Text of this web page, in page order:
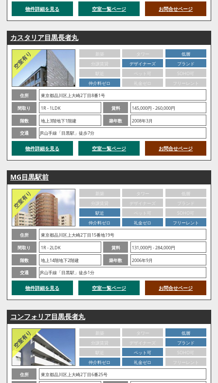
物件詳細を見る 空室一覧ページ お問合せページ
カスタリア目黒長者丸
新築 タワー
低層
分譲賃貸
デザイナーズ
ブランド
駅近
ペット可
SOHO可
仲介料ゼロ
礼金ゼロ
フリーレント
住所
東京都品川区上大崎2丁目8番1号
間取り
1R - 1LDK 賃料
145,000円 - 260,000円
階数
地上3階地下1階建 築年数
2008年3月
交通
JR山手線「目黒駅」徒歩7分
物件詳細を見る 空室一覧ページ お問合せページ
MG目黒駅前
新築 タワー
低層
分譲賃貸
デザイナーズ
ブランド
駅近
ペット可
SOHO可
仲介料ゼロ
礼金ゼロ
フリーレント
住所
東京都品川区上大崎2丁目15番地19号
間取り
1R - 2LDK 賃料
131,000円 - 284,000円
階数
地上14階地下2階建 築年数
2006年9月
交通
JR山手線「目黒駅」徒歩1分
物件詳細を見る 空室一覧ページ お問合せページ
コンフォリア目黒長者丸
新築 タワー
低層
分譲賃貸
デザイナーズ
ブランド
駅近
ペット可
SOHO可
仲介料ゼロ
礼金ゼロ
フリーレント
住所
東京都品川区上大崎2丁目6番25号